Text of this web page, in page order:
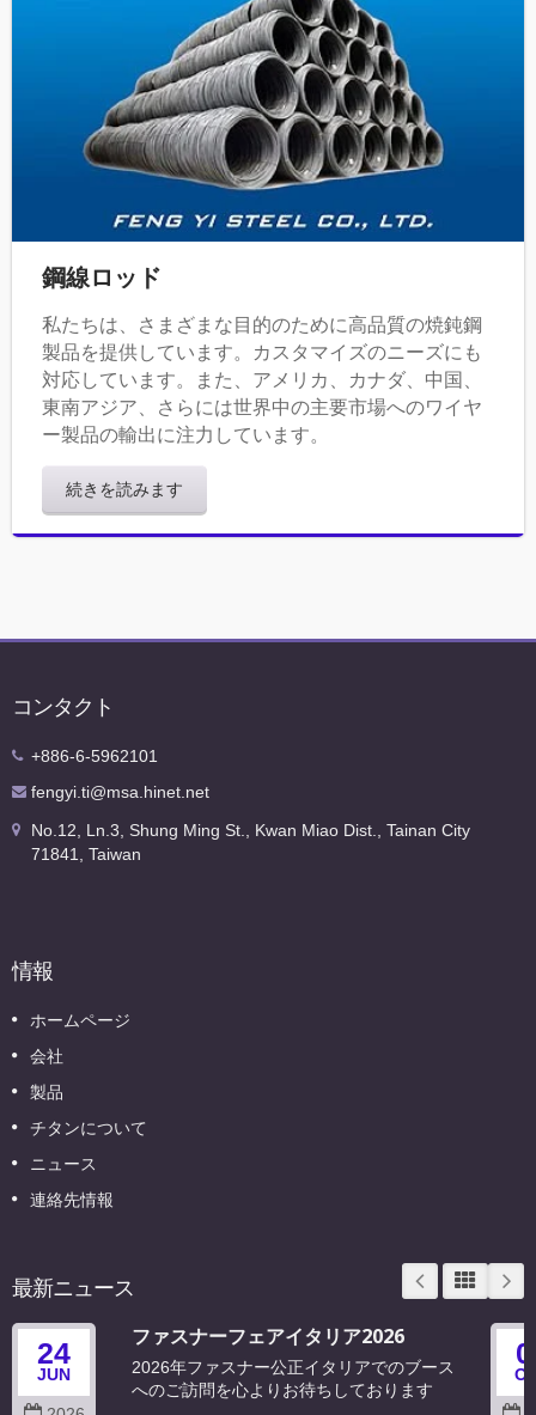
鋼線ロッド
私たちは、さまざまな目的のために高品質の焼鈍鋼
製品を提供しています。カスタマイズのニーズにも
対応しています。また、アメリカ、カナダ、中国、
東南アジア、さらには世界中の主要市場へのワイヤ
ー製品の輸出に注力しています。
続きを読みます
コンタクト
+886-6-5962101
fengyi.ti@msa.hinet.net
No.12, Ln.3, Shung Ming St., Kwan Miao Dist., Tainan City
71841, Taiwan
情報
ホームページ
会社
製品
チタンについて
ニュース
連絡先情報
最新ニュース
24
JUN
ファスナーフェアイタリア2026
2026年ファスナー公正イタリアでのブース
へのご訪問を心よりお待ちしております